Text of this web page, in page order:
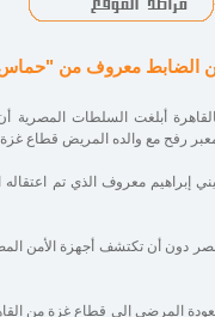
الضابط معروف من
أبلغت السلطات المصرية أن
رفح مع والده المريض قطاع
إبراهيم معروف الذي تم
الضابط دخل برفقة والده مصر دون أن تكتشف أجهزة
المرضى إلى قطاع غزة من